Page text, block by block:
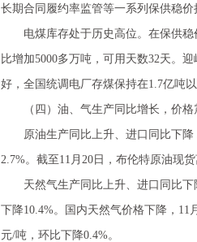
长期合同履约率监管等一系列保供稳
电煤库存处于历史高位。在保供稳
比增加5000多万吨，可用天数32天。
好，全国统调电厂存煤保持在1.7亿吨
（四）油、气生产同比增长，价格
原油生产同比上升、进口同比下降，
2.7%。截至11月20日，布伦特原油现
天然气生产同比上升、进口同比下
下降10.4%。国内天然气价格下降，11
元/吨，环比下降0.4%。